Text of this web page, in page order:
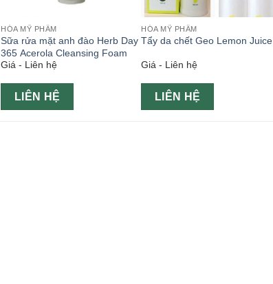
HÓA MỸ PHẨM
Sữa rửa mặt anh đào Herb Day
365 Acerola Cleansing Foam
Giá - Liên hệ
LIÊN HỆ
HÓA MỸ PHẨM
Tẩy da chết Geo Lemon Juice
Giá - Liên hệ
LIÊN HỆ